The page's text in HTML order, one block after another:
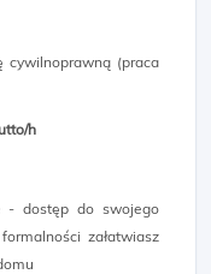
cywilnoprawną (praca
h
- dostęp do swojego
załatwiasz